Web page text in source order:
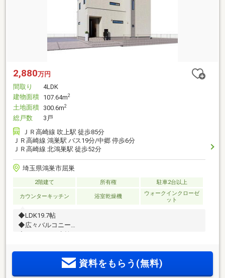
2,880万円
間取り
4LDK
建物面積 107.64m2
土地面積 300.6m2
総戸数
3戸
ＪＲ高崎線 吹上駅 徒歩85分
ＪＲ高崎線 鴻巣駅 バス19分/中郷 停歩6分
ＪＲ高崎線 北鴻巣駅 徒歩52分
埼玉県鴻巣市屈巣
2階建て 所有権 駐車2台以上
カウンターキッチン 浴室乾燥機
ウォークインクローゼ
ット
◆LDK19.7帖
◆広々バルコニー
◆タッチレス水栓
資料をもらう(無料)